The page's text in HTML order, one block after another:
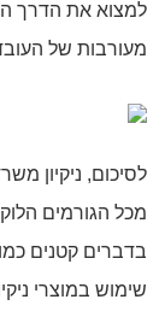
למצוא את הדרך
מעורבות של
לסיכום, ניקיון
מכל הגורמים
בדברים קטנים
שימוש במוצרי